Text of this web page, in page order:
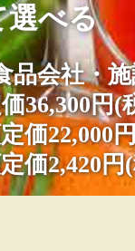
選べる
品会社・
36,300円(
価22,000
価2,420円